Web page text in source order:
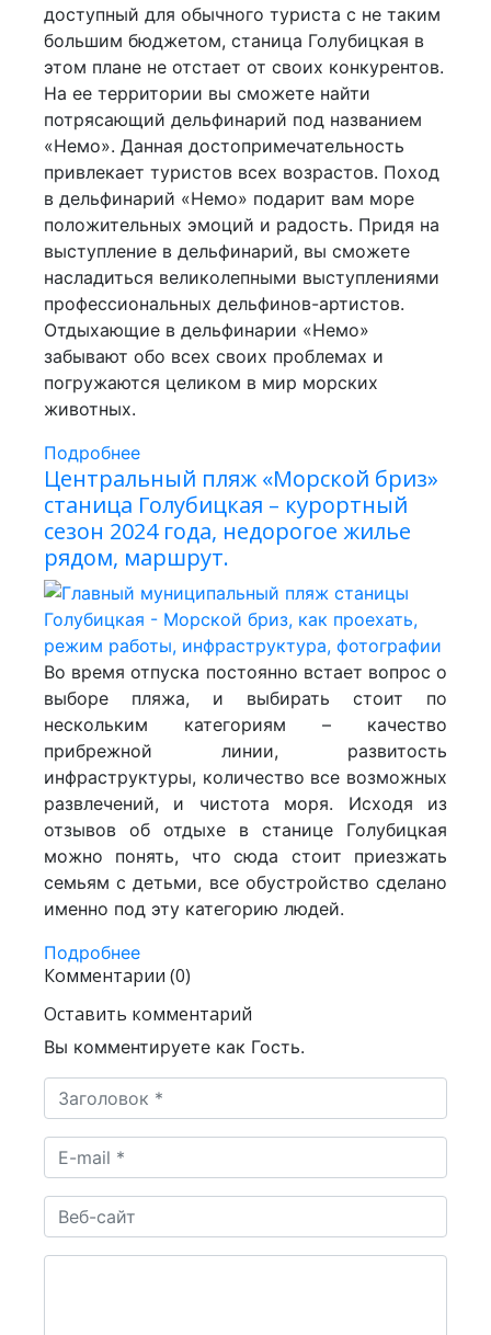
доступный для обычного туриста с не таким
большим бюджетом, станица Голубицкая в
этом плане не отстает от своих конкурентов.
На ее территории вы сможете найти
потрясающий дельфинарий под названием
«Немо». Данная достопримечательность
привлекает туристов всех возрастов. Поход
в дельфинарий «Немо» подарит вам море
положительных эмоций и радость. Придя на
выступление в дельфинарий, вы сможете
насладиться великолепными выступлениями
профессиональных дельфинов-артистов.
Отдыхающие в дельфинарии «Немо»
забывают обо всех своих проблемах и
погружаются целиком в мир морских
животных.
Подробнее
Центральный пляж «Морской бриз»
станица Голубицкая – курортный
сезон 2024 года, недорогое жилье
рядом, маршрут.
Во время отпуска постоянно встает вопрос о
выборе пляжа, и выбирать стоит по
нескольким категориям – качество
прибрежной линии, развитость
инфраструктуры, количество все возможных
развлечений, и чистота моря. Исходя из
отзывов об отдыхе в станице Голубицкая
можно понять, что сюда стоит приезжать
семьям с детьми, все обустройство сделано
именно под эту категорию людей.
Подробнее
Комментарии (0)
Оставить комментарий
Вы комментируете как Гость.